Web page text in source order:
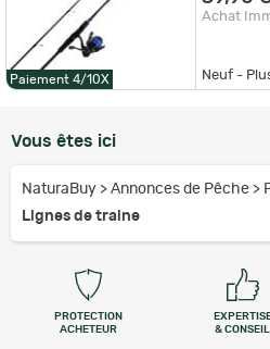
Paiement 4/10X
Achat
Neuf -
Vous êtes ici
NaturaBuy > Annonces de Pêche >
Lignes de traine
PROTECTION
ACHETEUR
& CONSEIL